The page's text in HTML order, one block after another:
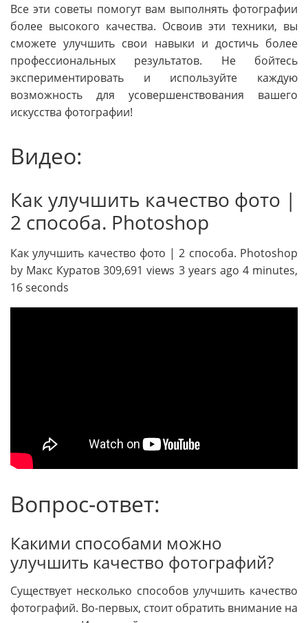
Все эти советы помогут вам выполнять фотографии
более высокого качества. Освоив эти техники, вы
сможете улучшить свои навыки и достичь более
профессиональных результатов. Не бойтесь
экспериментировать и используйте каждую
возможность для усовершенствования вашего
искусства фотографии!
Видео:
Как улучшить качество фото |
2 способа. Photoshop
Как улучшить качество фото | 2 способа. Photoshop
by Макс Куратов 309,691 views 3 years ago 4 minutes,
16 seconds
Вопрос-ответ:
Какими способами можно
улучшить качество фотографий?
Существует несколько способов улучшить качество
фотографий. Во-первых, стоит обратить внимание на